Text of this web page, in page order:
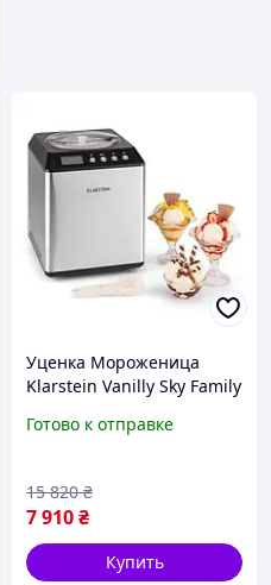
Уценка Мороженица
Klarstein Vanilly Sky Family
компрессорная нерж
Машина для мороженого
в дом и кафе
Готово к отправке
7 910₴
15 820 ₴
Купить